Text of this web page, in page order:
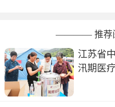
———— 推
江苏省
汛期医